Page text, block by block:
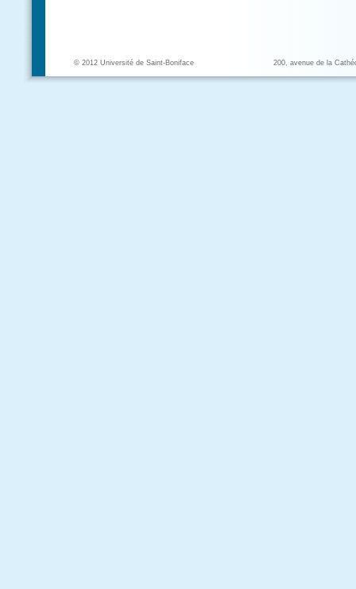
© 2012 Université de Saint-Boniface 200, avenue de la